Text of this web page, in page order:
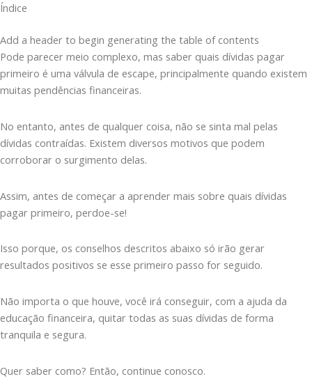
Índice
Add a header to begin generating the table of contents
Pode parecer meio complexo, mas saber quais dívidas pagar
primeiro é uma válvula de escape, principalmente quando existem
muitas pendências financeiras.
No entanto, antes de qualquer coisa, não se sinta mal pelas
dívidas contraídas. Existem diversos motivos que podem
corroborar o surgimento delas.
Assim, antes de começar a aprender mais sobre quais dívidas
pagar primeiro, perdoe-se!
Isso porque, os conselhos descritos abaixo só irão gerar
resultados positivos se esse primeiro passo for seguido.
Não importa o que houve, você irá conseguir, com a ajuda da
educação financeira, quitar todas as suas dívidas de forma
tranquila e segura.
Quer saber como? Então, continue conosco.